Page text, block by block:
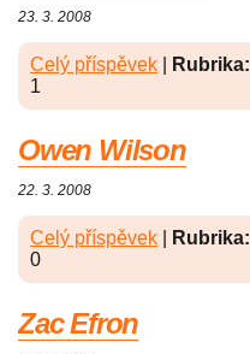
23. 3. 2008
Celý příspěvek Rubrika:
1
Owen Wilson
22. 3. 2008
Celý příspěvek Rubrika:
0
Zac Efron